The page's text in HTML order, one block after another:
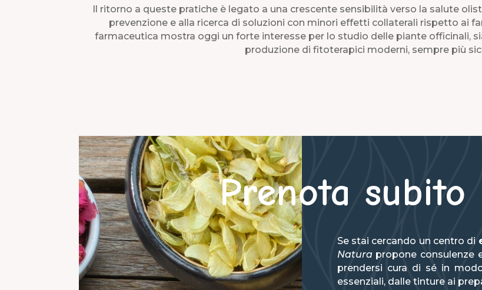
Il ritorno a queste pratiche è legato a una crescente sensibilità verso la salute
prevenzione e alla ricerca di soluzioni con minori effetti collaterali rispetto ai
farmaceutica mostra oggi un forte interesse per lo studio delle piante officinali,
produzione di fitoterapici moderni, sempre più
Prenota subito
Se stai cercando un centro di
Naturapropone consulenze
prendersi cura di sé in
essenziali, dalle tinture ai